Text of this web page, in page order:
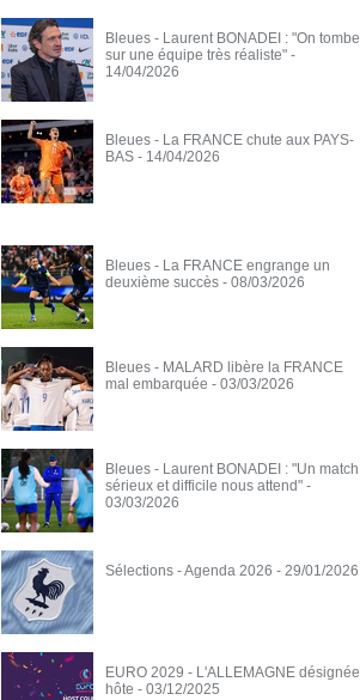
Bleues - Laurent BONADEI : "On tombe
sur une équipe très réaliste" -
14/04/2026
Bleues - La FRANCE chute aux PAYS-
BAS - 14/04/2026
Bleues - La FRANCE engrange un
deuxième succès - 08/03/2026
Bleues - MALARD libère la FRANCE
mal embarquée - 03/03/2026
Bleues - Laurent BONADEI : "Un match
sérieux et difficile nous attend" -
03/03/2026
Sélections - Agenda 2026 - 29/01/2026
EURO 2029 - L'ALLEMAGNE désignée
hôte - 03/12/2025